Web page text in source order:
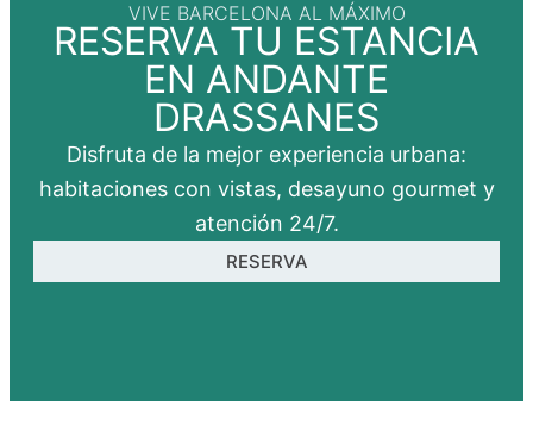
VIVE BARCELONA AL MÁXIMO
RESERVA TU ESTANCIA
EN ANDANTE
DRASSANES
Disfruta de la mejor experiencia urbana:
habitaciones con vistas, desayuno gourmet y
atención 24/7.
RESERVA